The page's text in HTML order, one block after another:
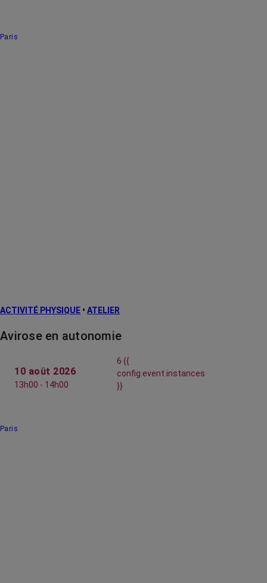
Paris
ACTIVITÉ PHYSIQUE • ATELIER
Avirose en autonomie
10 août 2026
13h00 - 14h00
6 {{
config.event.instances
}}
Paris